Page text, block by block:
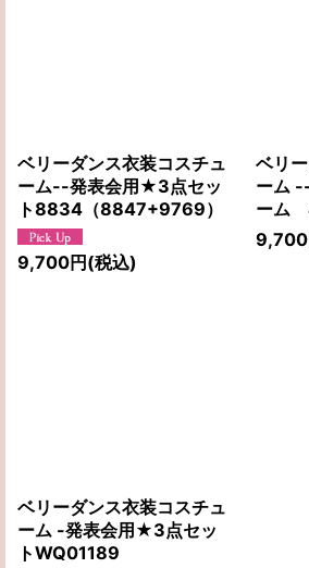
ベリーダンス衣装コスチュ
ーム--発表会用★3点セッ
ト8834（8847+9769）
9,700円 (税込)
ベリ
ーム
ーム
9,700
ベリーダンス衣装コスチュ
ーム -発表会用★3点セッ
トWQ01189